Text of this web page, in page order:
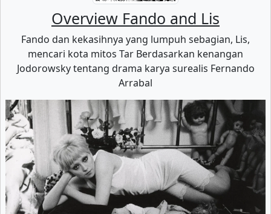
Overview Fando and Lis
Fando dan kekasihnya yang lumpuh sebagian, Lis,
mencari kota mitos Tar Berdasarkan kenangan
Jodorowsky tentang drama karya surealis Fernando
Arrabal